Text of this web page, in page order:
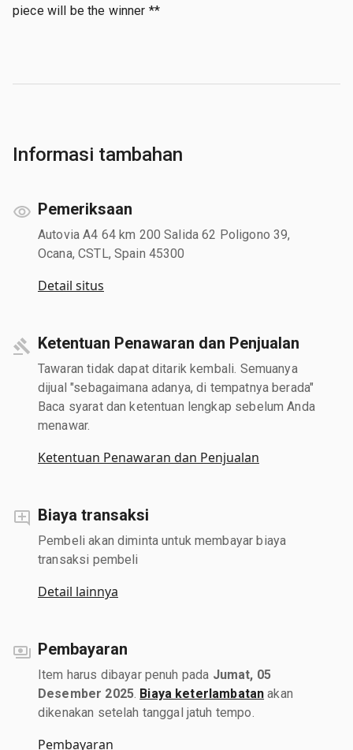
piece will be the winner **
Informasi tambahan
Pemeriksaan
Autovia A4 64 km 200 Salida 62 Poligono 39,
Ocana, CSTL, Spain 45300
Detail situs
Ketentuan Penawaran dan Penjualan
Tawaran tidak dapat ditarik kembali. Semuanya
dijual "sebagaimana adanya, di tempatnya berada"
Baca syarat dan ketentuan lengkap sebelum Anda
menawar.
Ketentuan Penawaran dan Penjualan
Biaya transaksi
Pembeli akan diminta untuk membayar biaya
transaksi pembeli
Detail lainnya
Pembayaran
Item harus dibayar penuh pada Jumat, 05
Desember 2025. Biaya keterlambatan akan
dikenakan setelah tanggal jatuh tempo.
Pembayaran